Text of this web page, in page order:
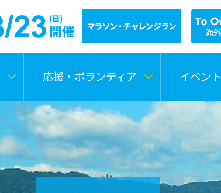
応援・ボランティア イベント